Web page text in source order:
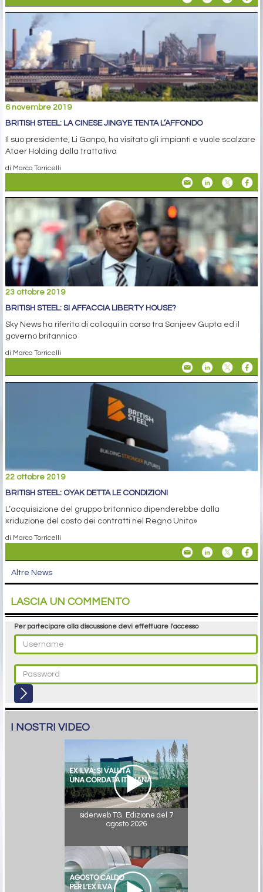
6 novembre 2019
BRITISH STEEL: LA CINESE JINGYE TENTA L’AFFONDO
Il suo presidente, Li Ganpo, ha visitato gli impianti e vuole scalzare
Ataer Holding dalla trattativa
di Marco Torricelli
23 ottobre 2019
BRITISH STEEL: SI AFFACCIA LIBERTY HOUSE?
Sky News ha riferito di colloqui in corso tra Sanjeev Gupta ed il
governo britannico
di Marco Torricelli
22 ottobre 2019
BRITISH STEEL: OYAK DETTA LE CONDIZIONI
L’acquisizione del gruppo britannico dipenderebbe dalla
«riduzione del costo dei contratti nel Regno Unito»
di Marco Torricelli
Altre News
LASCIA UN COMMENTO
Per partecipare alla discussione devi effettuare l'accesso
I NOSTRI VIDEO
siderweb TG. Edizione del 7
agosto 2026